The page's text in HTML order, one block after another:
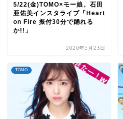
5/22(金)TOMO×モー娘。石田
亜佑美インスタライブ「Heart
on Fire 振付30分で踊れる
か!!」
2020年5月23日
TOMO